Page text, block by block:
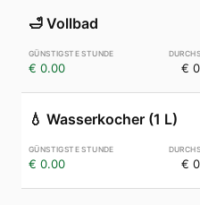
🛁 Vollbad
€ 0.00 €
💧 Wasserkocher (1 L)
€ 0.00 €